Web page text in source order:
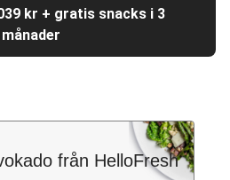
kr + gratis snacks i 3
månader
från HelloFresh